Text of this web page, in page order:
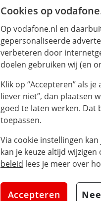
Cookies op
Op vodafone.nl en
gepersonaliseerde
verbeteren door
doelen gebruiken wij (en
Klik op “Accepteren” als
liever niet”, dan plaatsen
goed te laten werken. Dat
toepassen.
Via cookie instellingen
kan je keuze altijd
beleid lees je meer over
Accepteren